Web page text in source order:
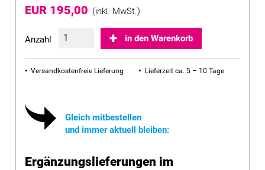
EUR 195,00 (inkl. MwSt.)
Anzahl in den Warenkorb
Versandkostenfreie Lieferung Lieferzeit ca. 5 – 10 Tage
Gleich mitbestellen
und immer aktuell bleiben:
Ergänzungslieferungen im